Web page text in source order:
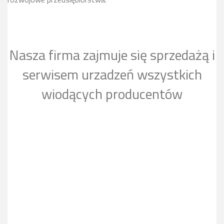
Nasza firma zajmuje się sprzedażą i
serwisem urzadzeń wszystkich
wiodących producentów